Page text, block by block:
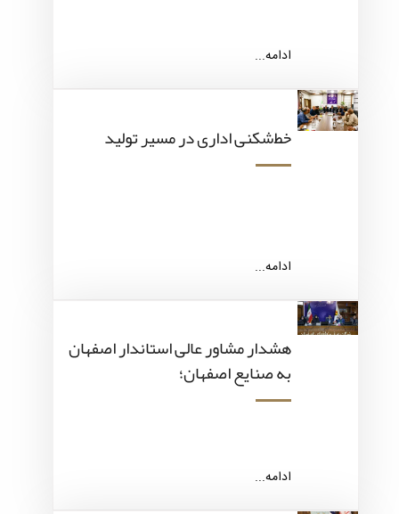
ادامه...
خط‌شکنی اداری در مسیر تولید
ادامه...
هشدار مشاور عالی استاندار اصفهان
به صنایع اصفهان؛
ادامه...